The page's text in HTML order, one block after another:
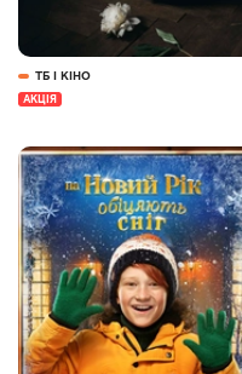
ТБ І КІНО
АКЦІЯ